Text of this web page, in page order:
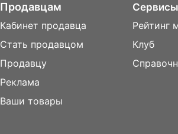
Продавцам
Кабинет продавца
Стать продавцом
Продавцу
Реклама
Ваши товары
Сервисы
Рейтинг
Клуб